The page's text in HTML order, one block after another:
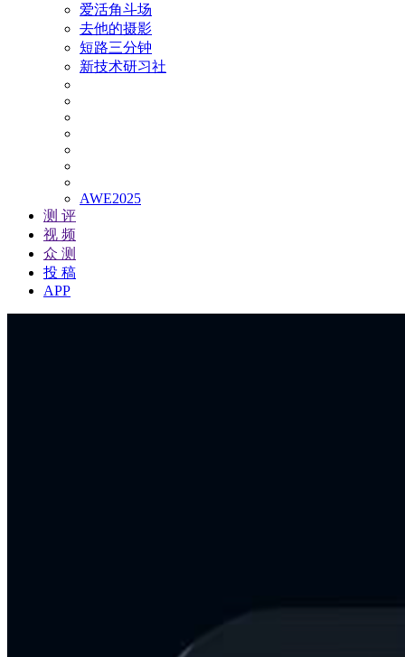
爱活角斗场
去他的摄影
短路三分钟
新技术研习社
AWE2025
测 评
视 频
众 测
投 稿
APP